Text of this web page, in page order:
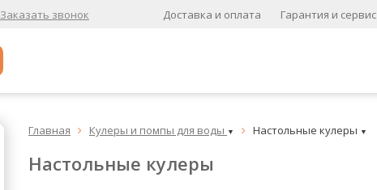
Заказать звонок Доставка и оплата Гарантия и сервис
Кофе в зернах свежей обжарки
Главная  Кулеры и помпы для воды ▼  Настольные кулеры ▼
Настольные кулеры